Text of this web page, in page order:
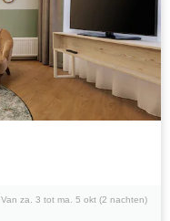
Van za. 3 tot ma. 5 okt (2 nachten)